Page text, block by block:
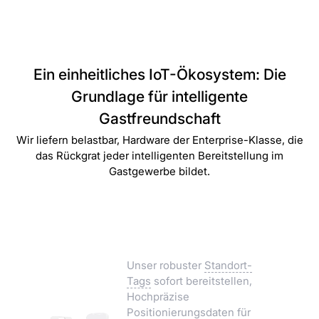
Ein einheitliches IoT-Ökosystem: Die
Grundlage für intelligente
Gastfreundschaft
Wir liefern belastbar, Hardware der Enterprise-Klasse, die
das Rückgrat jeder intelligenten Bereitstellung im
Gastgewerbe bildet.
Unser robuster Standort-
Tags sofort bereitstellen,
Hochpräzise
Positionierungsdaten für